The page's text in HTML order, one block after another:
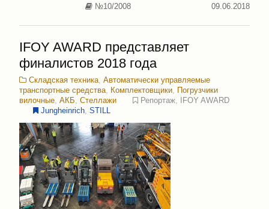
№10/2008 09.06.2018
IFOY AWARD представляет
финалистов 2018 года
Складская техника, Автоматически управляемые
транспортные средства, Комплектовщики, Погрузчики
вилочные, АКБ, Стеллажи Репортаж,
IFOY AWARD
Jungheinrich, STILL